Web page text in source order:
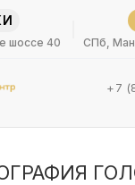
шоссе 40 СПб,
+7